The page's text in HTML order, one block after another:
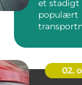
et stadigt
populært
hvilket...
02.